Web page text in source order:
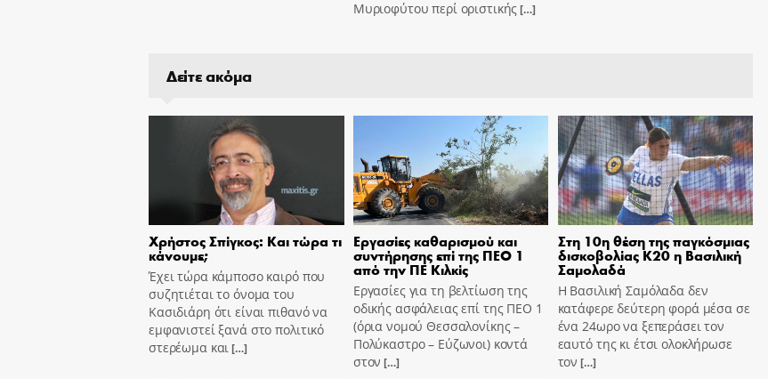
Μυριοφύτου περί οριστικής[…]
Δείτε ακόμα
Χρήστος Σπίγκος: Και τώρα τι
κάνουμε;
Έχει τώρα κάμποσο καιρό που
συζητιέται το όνομα του
Κασιδιάρη ότι είναι πιθανό να
εμφανιστεί ξανά στο πολιτικό
στερέωμα και[…]
Εργασίες καθαρισμού και
συντήρησης επί της ΠΕΟ 1
από την ΠΕ Κιλκίς
Εργασίες για τη βελτίωση της
οδικής ασφάλειας επί της ΠΕΟ 1
(όρια νομού Θεσσαλονίκης –
Πολύκαστρο – Εύζωνοι) κοντά
στον […]
Στη 10η θέση της παγκόσμιας
δισκοβολίας Κ20 η Βασιλική
Σαμολαδά
Η Βασιλική Σαμόλαδα δεν
κατάφερε δεύτερη φορά μέσα σε
ένα 24ωρο να ξεπεράσει τον
εαυτό της κι έτσι ολοκλήρωσε
τον […]